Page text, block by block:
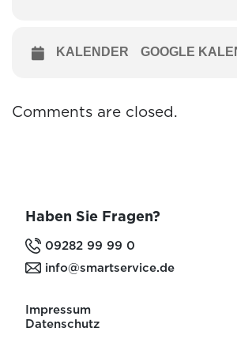
KALENDER GOOGLE
Comments are closed.
Haben Sie Fragen?
09282 99 99 0
info@smartservice.de
Impressum
Datenschutz